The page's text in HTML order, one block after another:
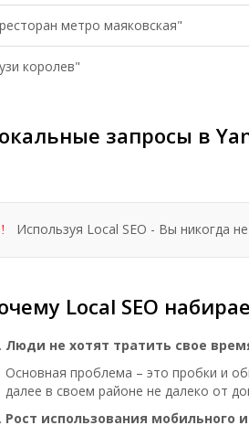
метро маяковская"
королев"
запросы в
! Используя Local SEO - Вы никогда
Local SEO
Люди не хотят тратить свое
Основная проблема – это пробки и
далее в своем районе не далеко от
Рост использования мобильного